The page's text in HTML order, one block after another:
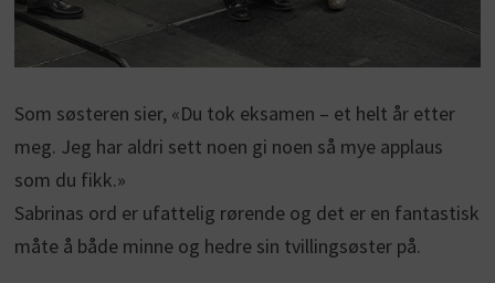
Som søsteren sier, «Du tok eksamen – et helt år etter
meg. Jeg har aldri sett noen gi noen så mye applaus
som du fikk.»
Sabrinas ord er ufattelig rørende og det er en fantastisk
måte å både minne og hedre sin tvillingsøster på.